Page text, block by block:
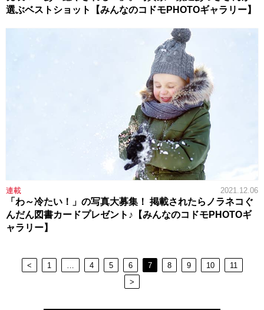
選ぶベストショット【みんなのコドモPHOTOギャラリー】
連載 2021.12.06
「わ～冷たい！」の写真大募集！ 掲載されたらノラネコぐ
んだん図書カードプレゼント♪【みんなのコドモPHOTOギ
ャラリー】
< 1 4 5 6 7 8 9 10
11
>